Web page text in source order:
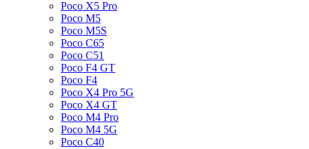
Poco X5 Pro
Poco M5
Poco M5S
Poco C65
Poco C51
Poco F4 GT
Poco F4
Poco X4 Pro 5G
Poco X4 GT
Poco M4 Pro
Poco M4 5G
Poco C40